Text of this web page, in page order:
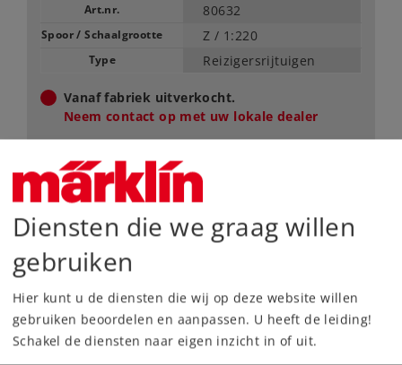
Art.nr. 80632
Spoor / Schaalgrootte Z / 1:220
Type Reizigersrijtuigen
Vanaf fabriek uitverkocht.
Neem contact op met uw lokale dealer
Dealer zoeken
Onderdelen bestellen
Diensten die we graag willen
gebruiken
Hier kunt u de diensten die wij op deze website willen
gebruiken beoordelen en aanpassen. U heeft de leiding!
Schakel de diensten naar eigen inzicht in of uit.